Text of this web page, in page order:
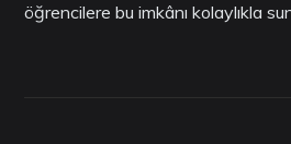
öğrencilere bu imkânı kolaylıkla